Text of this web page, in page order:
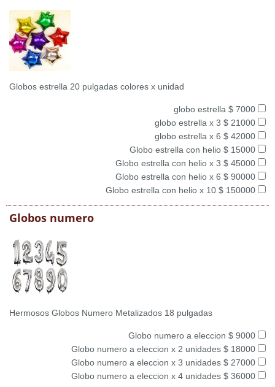
Globos estrella 20 pulgadas colores x unidad
globo estrella $ 7000
globo estrella x 3 $ 21000
globo estrella x 6 $ 42000
Globo estrella con helio $ 15000
Globo estrella con helio x 3 $ 45000
Globo estrella con helio x 6 $ 90000
Globo estrella con helio x 10 $ 150000
Globos numero
Hermosos Globos Numero Metalizados 18 pulgadas
Globo numero a eleccion $ 9000
Globo numero a eleccion x 2 unidades $ 18000
Globo numero a eleccion x 3 unidades $ 27000
Globo numero a eleccion x 4 unidades $ 36000